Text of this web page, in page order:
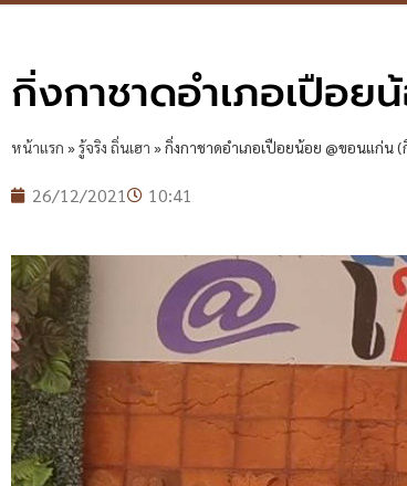
กิ่งกาชาดอำเภอเปือ
หน้าแรก »รู้จริง ถิ่นเฮา »กิ่งกาชาดอำเภอเปือยน้อย @ขอนแก่น
26/12/2021 10:41